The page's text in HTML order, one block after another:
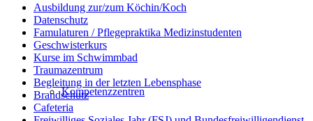
Kompetenzzentren
Ausbildung zur/zum Köchin/Koch
Datenschutz
Famulaturen / Pflegepraktika Medizinstudenten
Geschwisterkurs
Kurse im Schwimmbad
Traumazentrum
Begleitung in der letzten Lebensphase
Brandschutz
Cafeteria